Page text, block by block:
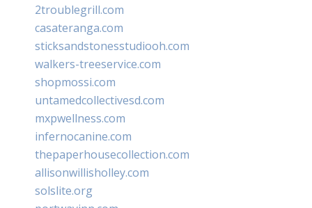
2troublegrill.com
casateranga.com
sticksandstonesstudiooh.com
walkers-treeservice.com
shopmossi.com
untamedcollectivesd.com
mxpwellness.com
infernocanine.com
thepaperhousecollection.com
allisonwillisholley.com
solslite.org